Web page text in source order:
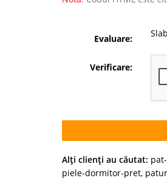
Evaluare: Slab
Verificare:
Alţi clienţi au căutat:
piele-dormitor-pret,